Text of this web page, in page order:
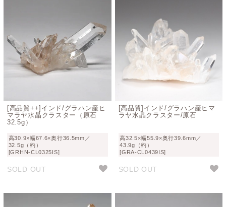
[高品質++]インド/グラハン産ヒ
マラヤ水晶クラスター（原石
32.5g）
高30.9×幅67.6×奥行36.5mm／
32.5g（約）
[GRHN-CL0325IS]
SOLD OUT
[高品質]インド/グラハン産ヒマ
ラヤ水晶クラスター/原石
高32.5×幅55.9×奥行39.6mm／
43.9g（約）
[GRA-CL0439IS]
SOLD OUT